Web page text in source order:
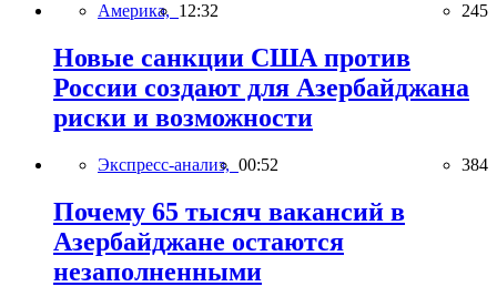
Америка, 12:32 245
Новые санкции США против
России создают для Азербайджана
риски и возможности
Экспресс-анализ, 00:52 384
Почему 65 тысяч вакансий в
Азербайджане остаются
незаполненными